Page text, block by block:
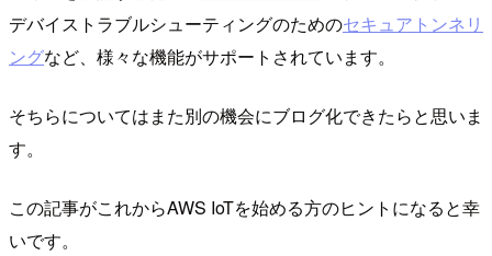
デバイストラブルシューティングのためのセキュアトンネリ
ングなど、様々な機能がサポートされています。
そちらについてはまた別の機会にブログ化できたらと思いま
す。
この記事がこれからAWS IoTを始める方のヒントになると幸
いです。